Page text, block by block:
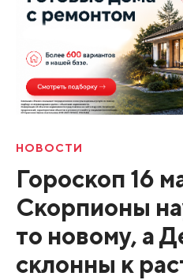
НОВОСТИ
Гороскоп 16
Скорпионы
то новому, а
склонны к